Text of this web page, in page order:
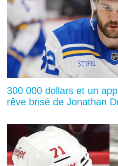
300 000 dollars et un
rêve brisé de Jonathan